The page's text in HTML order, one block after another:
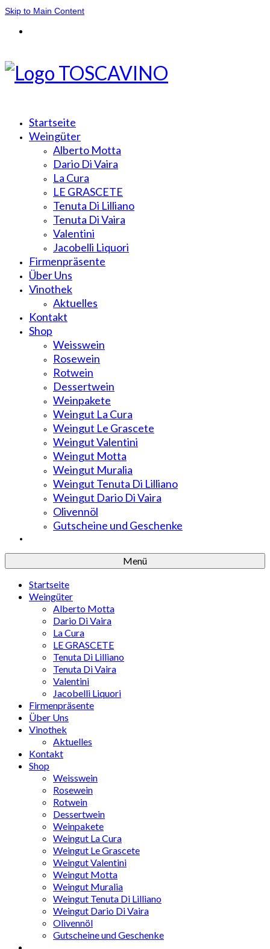
Skip to Main Content
Startseite
Weingüter
Alberto Motta
Dario Di Vaira
La Cura
LE GRASCETE
Tenuta Di Lilliano
Tenuta Di Vaira
Valentini
Jacobelli Liquori
Firmenpräsente
Über Uns
Vinothek
Aktuelles
Kontakt
Shop
Weisswein
Rosewein
Rotwein
Dessertwein
Weinpakete
Weingut La Cura
Weingut Le Grascete
Weingut Valentini
Weingut Motta
Weingut Muralia
Weingut Tenuta Di Lilliano
Weingut Dario Di Vaira
Olivennöl
Gutscheine und Geschenke
Menü
Startseite
Weingüter
Alberto Motta
Dario Di Vaira
La Cura
LE GRASCETE
Tenuta Di Lilliano
Tenuta Di Vaira
Valentini
Jacobelli Liquori
Firmenpräsente
Über Uns
Vinothek
Aktuelles
Kontakt
Shop
Weisswein
Rosewein
Rotwein
Dessertwein
Weinpakete
Weingut La Cura
Weingut Le Grascete
Weingut Valentini
Weingut Motta
Weingut Muralia
Weingut Tenuta Di Lilliano
Weingut Dario Di Vaira
Olivennöl
Gutscheine und Geschenke